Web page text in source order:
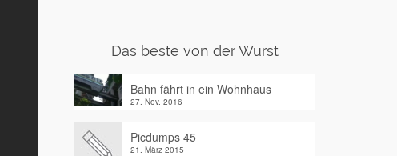
Das beste von der Wurst
Bahn fährt in ein Wohnhaus
27. Nov. 2016
Picdumps 45
21. März 2015